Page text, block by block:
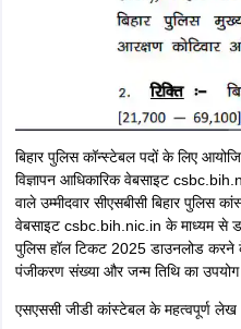
केंद्रीय चयन पर्षद द्वारा जारी सूचना
बिहार पुलिस होमगार्ड भर्ती लेटेस्ट अपडेट -